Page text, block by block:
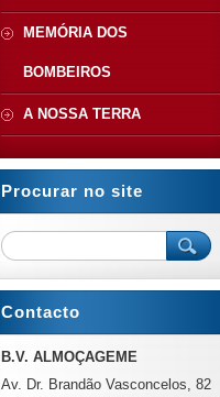
MEMÓRIA DOS
BOMBEIROS
A NOSSA TERRA
Procurar no site
Contacto
B.V. ALMOÇAGEME
Av. Dr. Brandão Vasconcelos, 82